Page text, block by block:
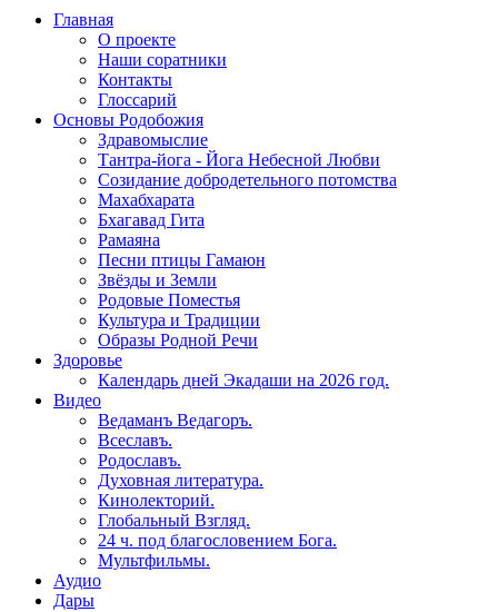
Главная
О проекте
Наши соратники
Контакты
Глоссарий
Основы Родобожия
Здравомыслие
Тантра-йога - Йога Небесной Любви
Созидание добродетельного потомства
Махабхарата
Бхагавад Гита
Рамаяна
Песни птицы Гамаюн
Звёзды и Земли
Родовые Поместья
Культура и Традиции
Образы Родной Речи
Здоровье
Календарь дней Экадаши на 2026 год.
Видео
Ведаманъ Ведагоръ.
Всеславъ.
Родославъ.
Духовная литература.
Кинолекторий.
Глобальный Взгляд.
24 ч. под благословением Бога.
Мультфильмы.
Аудио
Дары